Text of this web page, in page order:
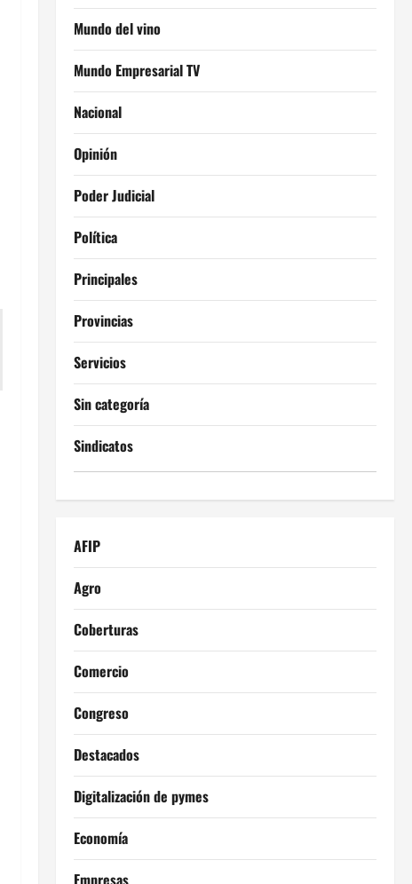
Mundo del vino
Mundo Empresarial TV
Nacional
Opinión
Poder Judicial
Política
Principales
Provincias
Servicios
Sin categoría
Sindicatos
AFIP
Agro
Coberturas
Comercio
Congreso
Destacados
Digitalización de pymes
Economía
Empresas